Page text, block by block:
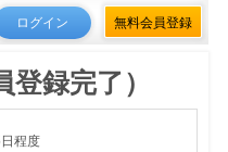
ログイン 無料会員登録
録完了）
程度